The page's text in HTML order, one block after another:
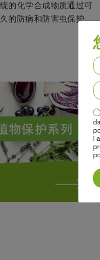
的化学合成物质通过可
的防病和防害虫保护
I